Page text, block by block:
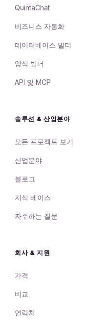
QuintaChat
비즈니스 자동화
데이터베이스 빌더
양식 빌더
API 및 MCP
솔루션 & 산업분야
모든 프로젝트 보기
산업분야
블로그
지식 베이스
자주하는 질문
회사 & 지원
가격
비교
연락처